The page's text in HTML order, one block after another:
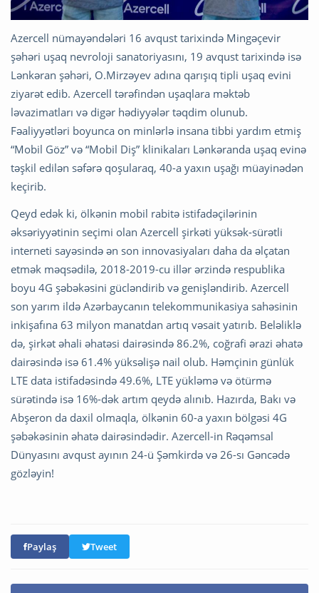
Azercell nümayəndələri 16 avqust tarixində Mingəçevir
şəhəri uşaq nevroloji sanatoriyasını, 19 avqust tarixində isə
Lənkəran şəhəri, O.Mirzəyev adına qarışıq tipli uşaq evini
ziyarət edib. Azercell tərəfindən uşaqlara məktəb
ləvazimatları və digər hədiyyələr təqdim olunub.
Fəaliyyətləri boyunca on minlərlə insana tibbi yardım etmiş
“Mobil Göz” və “Mobil Diş” klinikaları Lənkəranda uşaq evinə
təşkil edilən səfərə qoşularaq, 40-a yaxın uşağı müayinədən
keçirib.
Qeyd edək ki, ölkənin mobil rabitə istifadəçilərinin
əksəriyyətinin seçimi olan Azercell şirkəti yüksək-sürətli
interneti sayəsində ən son innovasiyaları daha da əlçatan
etmək məqsədilə, 2018-2019-cu illər ərzində respublika
boyu 4G şəbəkəsini gücləndirib və genişləndirib. Azercell
son yarım ildə Azərbaycanın telekommunikasiya sahəsinin
inkişafına 63 milyon manatdan artıq vəsait yatırıb. Beləliklə
də, şirkət əhali əhatəsi dairəsində 86.2%, coğrafi ərazi əhatə
dairəsində isə 61.4% yüksəlişə nail olub. Həmçinin günlük
LTE data istifadəsində 49.6%, LTE yükləmə və ötürmə
sürətində isə 16%-dək artım qeydə alınıb. Hazırda, Bakı və
Abşeron da daxil olmaqla, ölkənin 60-a yaxın bölgəsi 4G
şəbəkəsinin əhatə dairəsindədir. Azercell-in Rəqəmsal
Dünyasını avqust ayının 24-ü Şəmkirdə və 26-sı Gəncədə
gözləyin!
Paylaş Tweet